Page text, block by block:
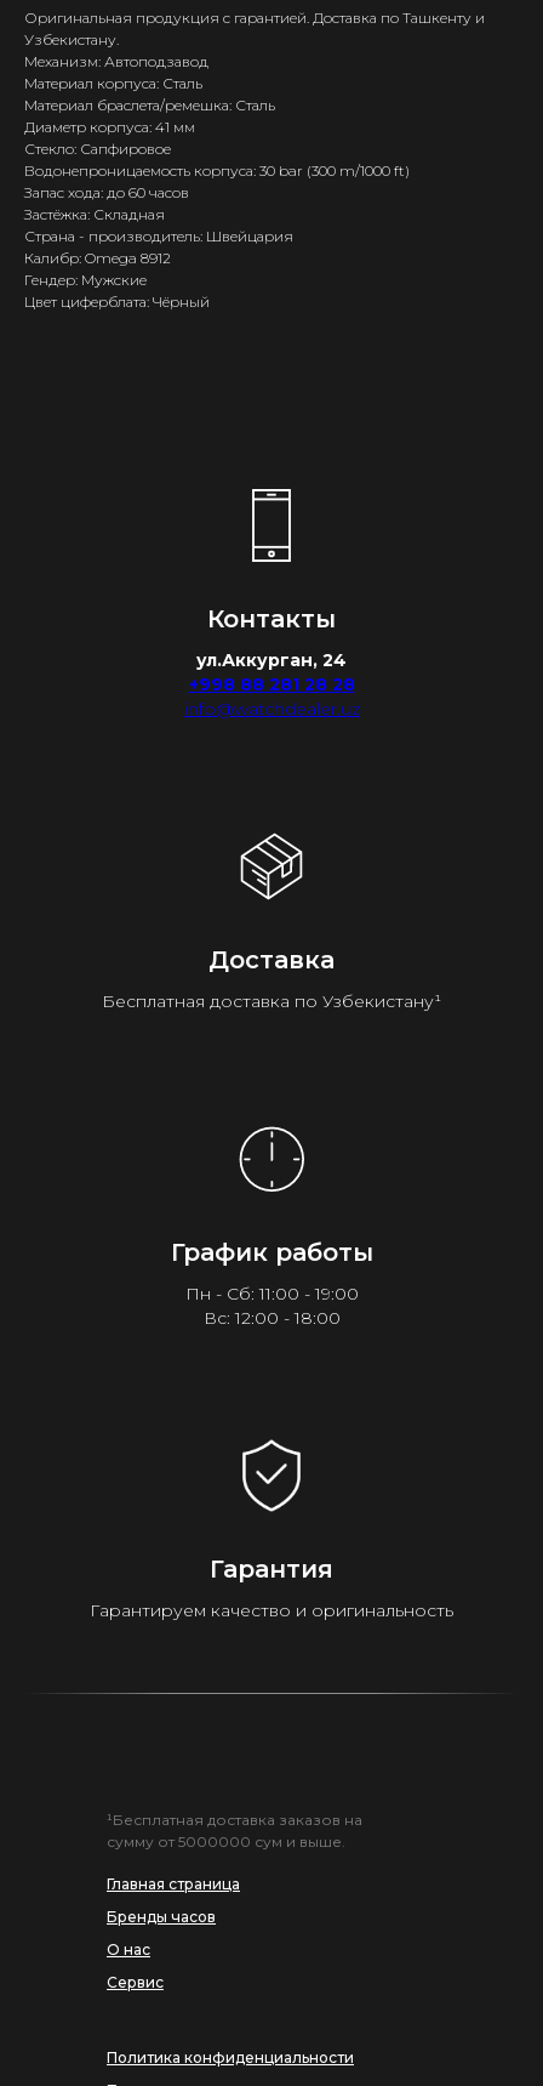
Оригинальная продукция с гарантией. Доставка по Ташкенту и
Узбекистану.
Механизм: Автоподзавод
Материал корпуса: Сталь
Материал браслета/ремешка: Сталь
Диаметр корпуса: 41 мм
Стекло: Сапфировое
Водонепроницаемость корпуса: 30 bar (300 m/1000 ft)
Запас хода: до 60 часов
Застёжка: Складная
Страна - производитель: Швейцария
Калибр: Omega 8912
Гендер: Мужские
Цвет циферблата: Чёрный
Контакты
ул.Аккурган, 24
+998 88 281 28 28
info@watchdealer.uz
Доставка
Бесплатная доставка по Узбекистану¹
График работы
Пн - Сб: 11:00 - 19:00
Вс: 12:00 - 18:00
Гарантия
Гарантируем качество и оригинальность
Главная страница
Бренды часов
О нас
Сервис
¹Бесплатная доставка заказов на
сумму от 5000000 сум и выше.
Политика конфиденциальности